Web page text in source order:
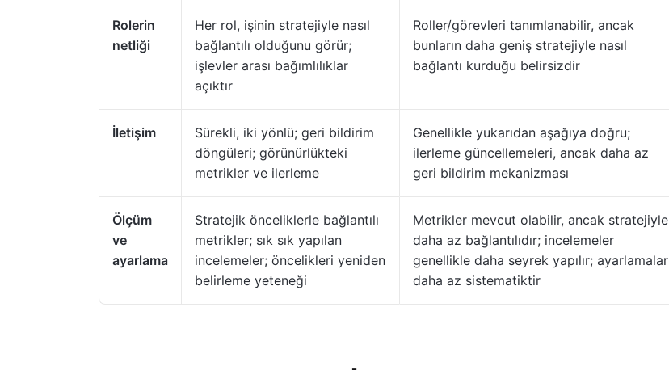
Rolerin
netliği
Her rol, işinin stratejiyle nasıl
bağlantılı olduğunu görür;
işlevler arası bağımlılıklar
açıktır
Roller/görevleri tanımlanabilir, ancak
bunların daha geniş stratejiyle nasıl
bağlantı kurduğu belirsizdir
İletişim
Sürekli, iki yönlü; geri bildirim
döngüleri; görünürlükteki
metrikler ve ilerleme
Genellikle yukarıdan aşağıya doğru;
ilerleme güncellemeleri, ancak daha az
geri bildirim mekanizması
Ölçüm
ve
ayarlama
Stratejik önceliklerle bağlantılı
metrikler; sık sık yapılan
incelemeler; öncelikleri yeniden
belirleme yeteneği
Metrikler mevcut olabilir, ancak stratejiyle
daha az bağlantılıdır; incelemeler
genellikle daha seyrek yapılır; ayarlamalar
daha az sistematiktir